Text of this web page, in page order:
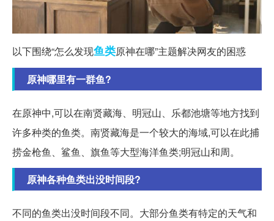
以下围绕“怎么发现鱼类原神在哪”主题解决网友的困惑
原神哪里有一群鱼?
在原神中,可以在南贤藏海、明冠山、乐都池塘等地方找到
许多种类的鱼类。南贤藏海是一个较大的海域,可以在此捕
捞金枪鱼、鲨鱼、旗鱼等大型海洋鱼类;明冠山和周。
原神各种鱼类出没时间段?
不同的鱼类出没时间段不同。大部分鱼类有特定的天气和